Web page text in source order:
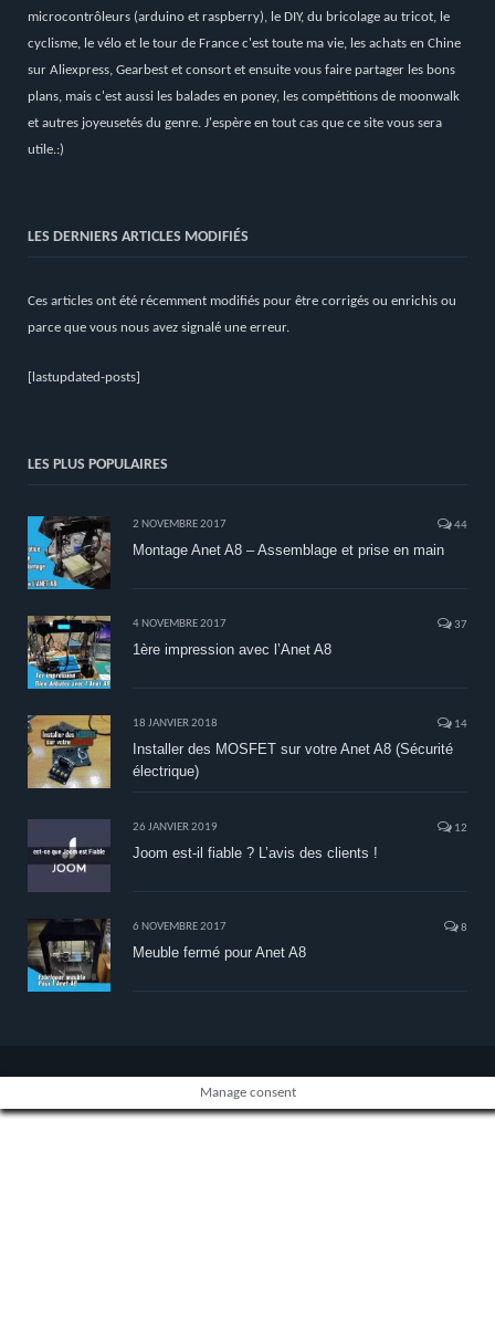
microcontrôleurs (arduino et raspberry), le DIY, du bricolage au tricot, le
cyclisme, le vélo et le tour de France c'est toute ma vie, les achats en Chine
sur Aliexpress, Gearbest et consort et ensuite vous faire partager les bons
plans, mais c'est aussi les balades en poney, les compétitions de moonwalk
et autres joyeusetés du genre. J'espère en tout cas que ce site vous sera
utile.:)
LES DERNIERS ARTICLES MODIFIÉS
Ces articles ont été récemment modifiés pour être corrigés ou enrichis ou
parce que vous nous avez signalé une erreur.
[lastupdated-posts]
LES PLUS POPULAIRES
2 NOVEMBRE 2017 44
Montage Anet A8 – Assemblage et prise en main
4 NOVEMBRE 2017 37
1ère impression avec l’Anet A8
18 JANVIER 2018 14
Installer des MOSFET sur votre Anet A8 (Sécurité
électrique)
26 JANVIER 2019 12
Joom est-il fiable ? L’avis des clients !
6 NOVEMBRE 2017 8
Meuble fermé pour Anet A8
Manage consent